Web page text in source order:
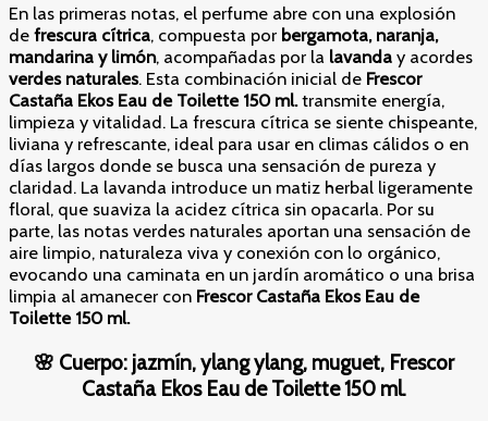
En las primeras notas, el perfume abre con una explosión
de frescura cítrica, compuesta por bergamota, naranja,
mandarina y limón, acompañadas por la lavanda y acordes
verdes naturales. Esta combinación inicial de Frescor
Castaña Ekos Eau de Toilette 150 ml.transmite energía,
limpieza y vitalidad. La frescura cítrica se siente chispeante,
liviana y refrescante, ideal para usar en climas cálidos o en
días largos donde se busca una sensación de pureza y
claridad. La lavanda introduce un matiz herbal ligeramente
floral, que suaviza la acidez cítrica sin opacarla. Por su
parte, las notas verdes naturales aportan una sensación de
aire limpio, naturaleza viva y conexión con lo orgánico,
evocando una caminata en un jardín aromático o una brisa
limpia al amanecer con Frescor Castaña Ekos Eau de
Toilette 150 ml.
🌸 Cuerpo: jazmín, ylang ylang, muguet, Frescor
Castaña Ekos Eau de Toilette 150 ml.